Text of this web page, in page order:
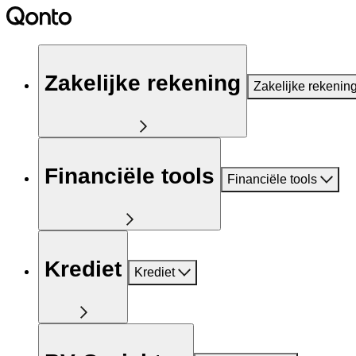
Zakelijke rekening Zakelijke
Financiële tools Financiële tools
Krediet Krediet